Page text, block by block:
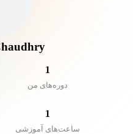
1
دوره‌های من
1
ساعت‌های آموزشی